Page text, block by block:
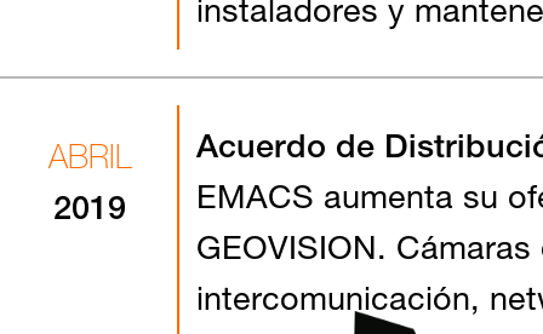
instaladores y
ABRIL
2019
Acuerdo de
EMACS aumenta su
GEOVISION.
intercomunicación,